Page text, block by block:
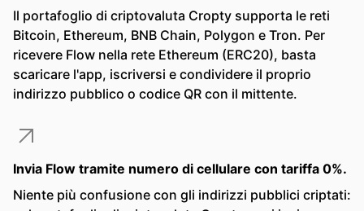
Il portafoglio di criptovaluta Cropty supporta le reti
Bitcoin, Ethereum, BNB Chain, Polygon e Tron. Per
ricevere Flow nella rete Ethereum (ERC20), basta
scaricare l'app, iscriversi e condividere il proprio
indirizzo pubblico o codice QR con il mittente.
Invia Flow tramite numero di cellulare con tariffa 0%.
Niente più confusione con gli indirizzi pubblici criptati: